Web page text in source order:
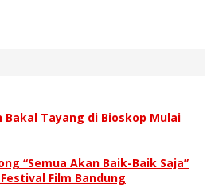
Bakal Tayang di Bioskop Mulai
“Semua Akan Baik-Baik Saja”
Film Bandung